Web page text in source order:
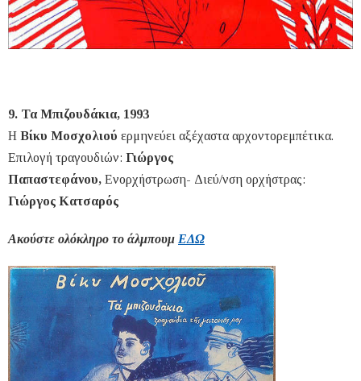
9. Τα Μπιζουδάκια, 1993
Η Βίκυ Μοσχολιού ερμηνεύει αξέχαστα αρχοντορεμπέτικα.
Επιλογή τραγουδιών: Γιώργος
Παπαστεφάνου, Ενορχήστρωση- Διεύ/νση ορχήστρας:
Γιώργος Κατσαρός
Ακούστε ολόκληρο το άλμπουμ ΕΔΩ